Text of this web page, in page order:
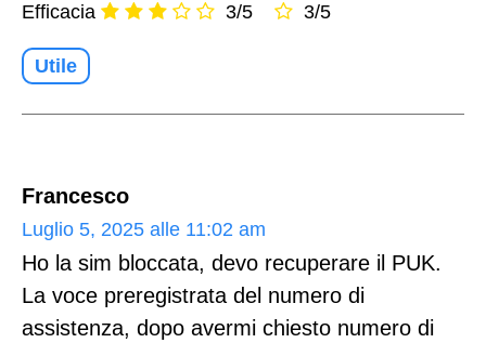
Efficacia
3/5
3/5
Utile
Francesco
Luglio 5, 2025 alle 11:02 am
Ho la sim bloccata, devo recuperare il PUK.
La voce preregistrata del numero di
assistenza, dopo avermi chiesto numero di